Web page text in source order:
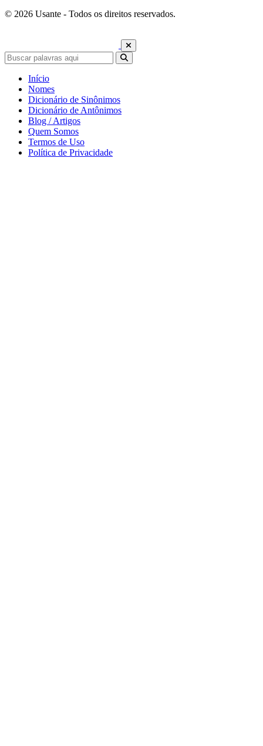
© 2026 Usante - Todos os direitos reservados.
Início
Nomes
Dicionário de Sinônimos
Dicionário de Antônimos
Blog / Artigos
Quem Somos
Termos de Uso
Política de Privacidade